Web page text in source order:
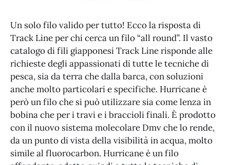
Un solo filo valido per tutto! Ecco la risposta di
Track Line per chi cerca un filo “all round”. Il vasto
catalogo di fili giapponesi Track Line risponde alle
richieste degli appassionati di tutte le tecniche di
pesca, sia da terra che dalla barca, con soluzioni
anche molto particolari e specifiche. Hurricane è
però un filo che si può utilizzare sia come lenza in
bobina che per i travi e i braccioli finali. È prodotto
con il nuovo sistema molecolare Dmv che lo rende,
da un punto di vista della visibilità in acqua, molto
simile al fluorocarbon. Hurricane è un filo